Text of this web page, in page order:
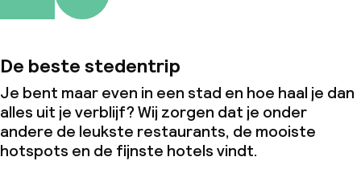
De beste stedentrip
Je bent maar even in een stad en hoe haal je dan
alles uit je verblijf? Wij zorgen dat je onder
andere de leukste restaurants, de mooiste
hotspots en de fijnste hotels vindt.